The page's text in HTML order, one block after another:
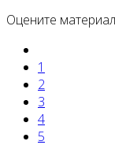
Оцените материал
1
2
3
4
5